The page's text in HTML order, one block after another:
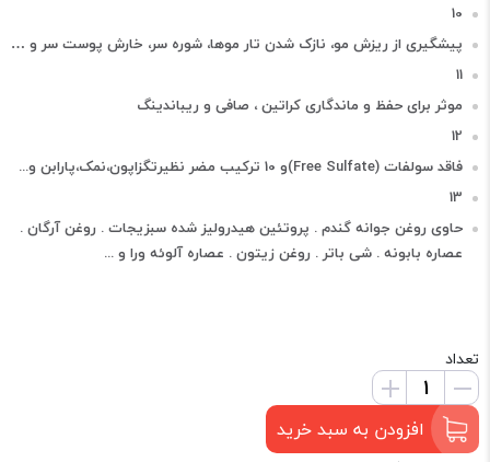
10
پیشگیری از ریزش مو، نازک شدن تار موها، شوره سر، خارش پوست سر و …
11
موثر برای حفظ و ماندگاری کراتین ، صافی و ریباندینگ
12
فاقد سولفات (Free Sulfate)و 10 ترکیب مضر نظیرتگزاپون،نمک،پارابن و...
13
حاوی روغن جوانه گندم . پروتئین هیدرولیز شده سبزیجات . روغن آرگان .
عصاره بابونه . شی باتر . روغن زیتون . عصاره آلوئه ورا و ...
تعداد
افزودن به سبد خرید